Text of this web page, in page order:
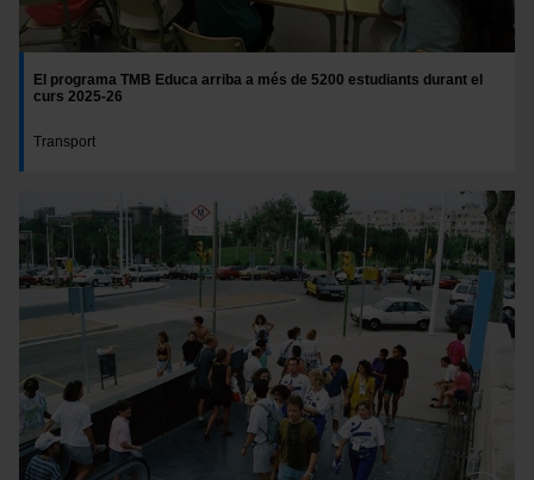
El programa TMB Educa arriba a més de 5200 estudiants durant el
curs 2025-26
Transport